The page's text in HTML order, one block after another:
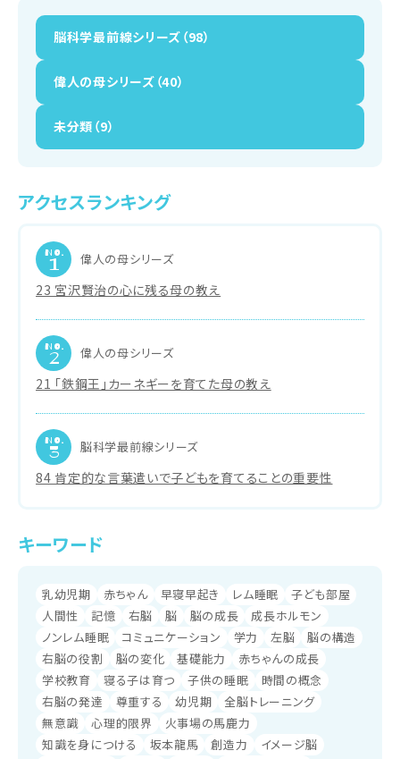
脳科学最前線シリーズ（98）
偉人の母シリーズ（40）
未分類（9）
アクセスランキング
NO.
1 偉人の母シリーズ
23 宮沢賢治の心に残る母の教え
NO.
2 偉人の母シリーズ
21 「鉄鋼王」カーネギーを育てた母の教え
NO.
3 脳科学最前線シリーズ
84 肯定的な言葉遣いで子どもを育てることの重要性
キーワード
乳幼児期 赤ちゃん 早寝早起き レム睡眠
子ども部屋
人間性
記憶 右脳 脳 脳の成長
成長ホルモン
ノンレム睡眠
コミュニケーション 学力 左脳
脳の構造
右脳の役割
脳の変化 基礎能力
赤ちゃんの成長
学校教育
寝る子は育つ 子供の睡眠
時間の概念
右脳の発達
尊重する 幼児期
全脳トレーニング
無意識
心理的限界
火事場の馬鹿力
知識を身につける
坂本龍馬 創造力
イメージ脳